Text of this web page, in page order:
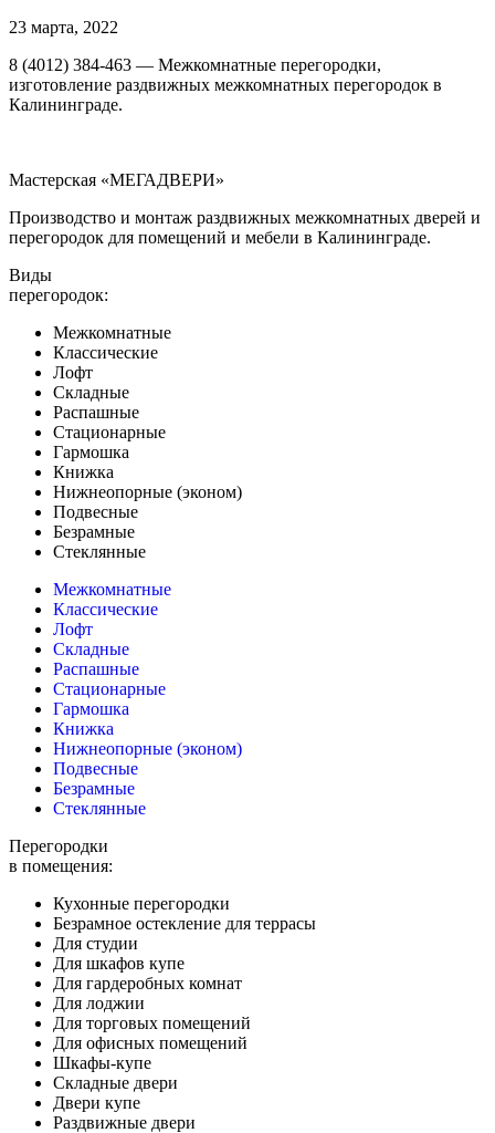
23 марта, 2022
8 (4012) 384-463 — Межкомнатные перегородки,
изготовление раздвижных межкомнатных перегородок в
Калининграде.
Мастерская «МЕГАДВЕРИ»
Производство и монтаж раздвижных межкомнатных дверей и
перегородок для помещений и мебели в Калининграде.
Виды
перегородок:
Межкомнатные
Классические
Лофт
Складные
Распашные
Стационарные
Гармошка
Книжка
Нижнеопорные (эконом)
Подвесные
Безрамные
Стеклянные
Межкомнатные
Классические
Лофт
Складные
Распашные
Стационарные
Гармошка
Книжка
Нижнеопорные (эконом)
Подвесные
Безрамные
Стеклянные
Перегородки
в помещения:
Кухонные перегородки
Безрамное остекление для террасы
Для студии
Для шкафов купе
Для гардеробных комнат
Для лоджии
Для торговых помещений
Для офисных помещений
Шкафы-купе
Складные двери
Двери купе
Раздвижные двери